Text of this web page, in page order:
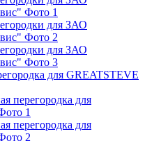
Фото 1
для ЗАО
Фото 2
для ЗАО
Фото 3
для GREATSTEVE
перегородка для
1
перегородка для
2